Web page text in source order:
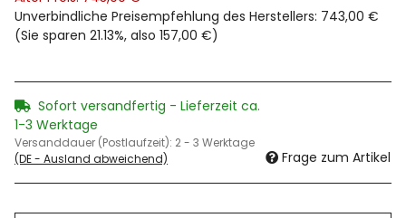
Unverbindliche Preisempfehlung des Herstellers: 743,00 €
(Sie sparen 21.13%, also 157,00 €)
Sofort versandfertig - Lieferzeit ca.
1-3 Werktage
Versanddauer (Postlaufzeit): 2 - 3 Werktage
(DE - Ausland abweichend)
Frage zum Artikel